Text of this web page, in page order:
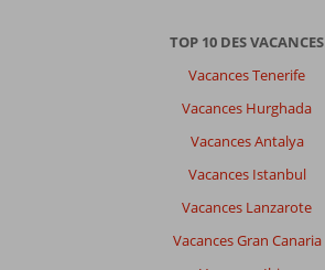
TOP 10 DES VACANCES
Vacances Tenerife
Vacances Hurghada
Vacances Antalya
Vacances Istanbul
Vacances Lanzarote
Vacances Gran Canaria